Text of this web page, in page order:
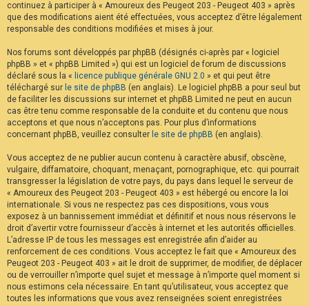
F
A
Q
continuez à participer à « Amoureux des Peugeot 203 - Peugeot 403 » après
que des modifications aient été effectuées, vous acceptez d’être légalement
responsable des conditions modifiées et mises à jour.
Nos forums sont développés par phpBB (désignés ci-après par « logiciel
phpBB » et « phpBB Limited ») qui est un logiciel de forum de discussions
déclaré sous la « licence publique générale GNU 2.0 » et qui peut être
téléchargé sur le site de phpBB (en anglais). Le logiciel phpBB a pour seul but
de faciliter les discussions sur internet et phpBB Limited ne peut en aucun
cas être tenu comme responsable de la conduite et du contenu que nous
acceptons et que nous n’acceptons pas. Pour plus d’informations
concernant phpBB, veuillez consulter le site de phpBB (en anglais).
Vous acceptez de ne publier aucun contenu à caractère abusif, obscène,
vulgaire, diffamatoire, choquant, menaçant, pornographique, etc. qui pourrait
transgresser la législation de votre pays, du pays dans lequel le serveur de
« Amoureux des Peugeot 203 - Peugeot 403 » est hébergé ou encore la loi
internationale. Si vous ne respectez pas ces dispositions, vous vous
exposez à un bannissement immédiat et définitif et nous nous réservons le
droit d’avertir votre fournisseur d’accès à internet et les autorités officielles.
L’adresse IP de tous les messages est enregistrée afin d’aider au
renforcement de ces conditions. Vous acceptez le fait que « Amoureux des
Peugeot 203 - Peugeot 403 » ait le droit de supprimer, de modifier, de déplacer
ou de verrouiller n’importe quel sujet et message à n’importe quel moment si
nous estimons cela nécessaire. En tant qu’utilisateur, vous acceptez que
toutes les informations que vous avez renseignées soient enregistrées